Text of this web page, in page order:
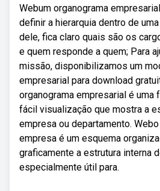
Webum organograma
definir a hierarquia dentro de
dele, fica claro quais são os
e quem responde a quem; Para
missão, disponibilizamos um
empresarial para download
organograma empresarial é uma
fácil visualização que mostra a
empresa ou departamento.
empresa é um esquema
graficamente a estrutura interna
especialmente útil para.